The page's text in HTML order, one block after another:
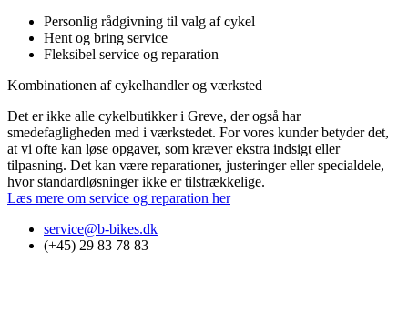
Personlig rådgivning til valg af cykel
Hent og bring service
Fleksibel service og reparation
Kombinationen af cykelhandler og værksted
Det er ikke alle cykelbutikker i Greve, der også har
smedefagligheden med i værkstedet. For vores kunder betyder det,
at vi ofte kan løse opgaver, som kræver ekstra indsigt eller
tilpasning. Det kan være reparationer, justeringer eller specialdele,
hvor standardløsninger ikke er tilstrækkelige.
Læs mere om service og reparation her
service@b-bikes.dk
(+45) 29 83 78 83